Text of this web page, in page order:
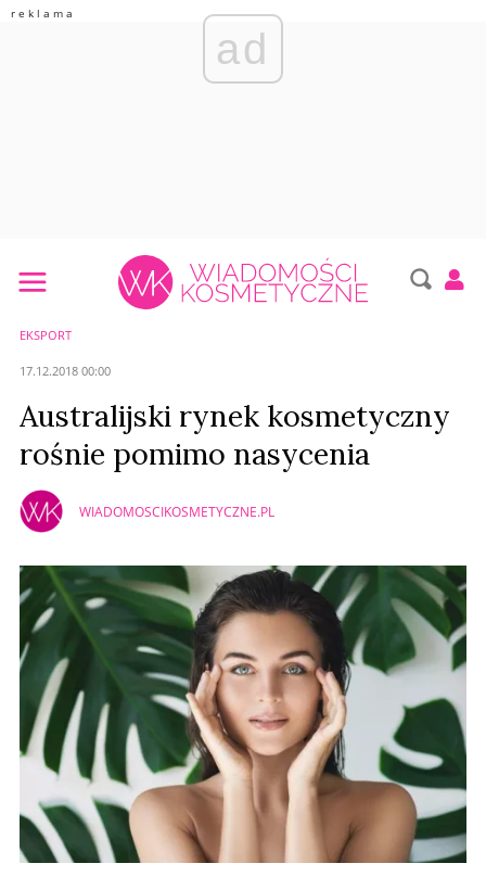
ad
EKSPORT
17.12.2018 00:00
Australijski rynek kosmetyczny
rośnie pomimo nasycenia
WIADOMOSCIKOSMETYCZNE.PL